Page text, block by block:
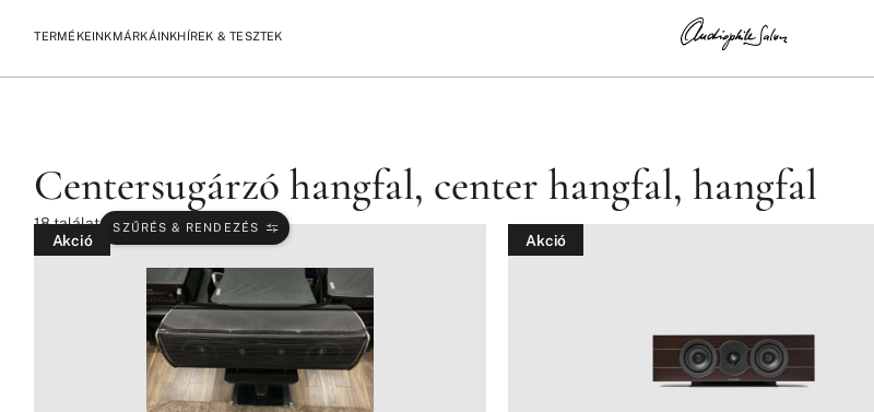
TERMÉKEINKMÁRKÁINKHÍREK & TESZTEK
CENTERSUGÁRZÓ HANGFAL, CENTER HANGFAL, HANGFAL
Centersugárzó hangfal, center hangfal, hangfal
18találat SZŰRÉS & RENDEZÉS
Akció Akció